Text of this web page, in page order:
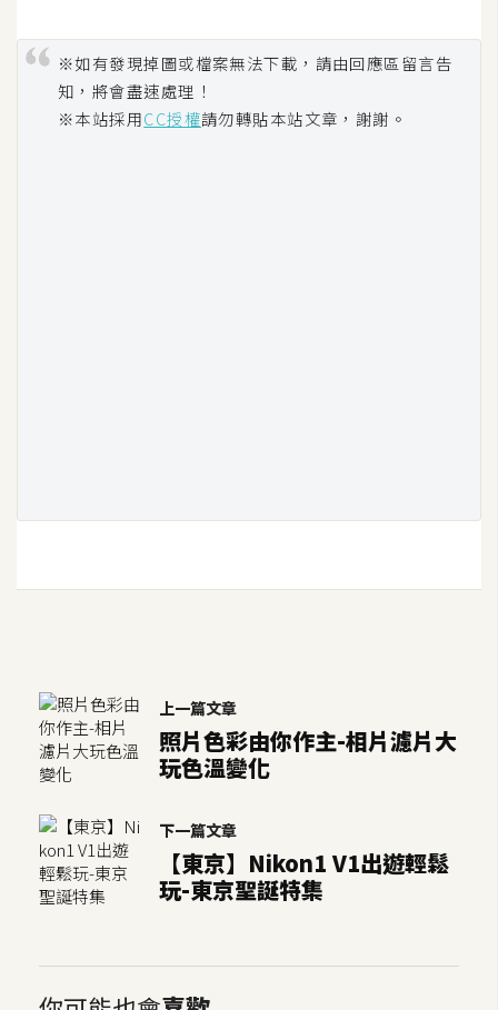
※如有發現掉圖或檔案無法下載，請由回應區留言告
知，將會盡速處理！
※本站採用CC授權請勿轉貼本站文章，謝謝。
上一篇文章
照片色彩由你作主-相片濾片大
玩色溫變化
下一篇文章
【東京】Nikon1 V1出遊輕鬆
玩-東京聖誕特集